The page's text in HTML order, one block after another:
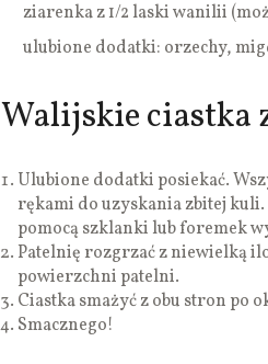
ziarenka z 1/2 laski wanilii
ulubione dodatki: orzechy,
Walijskie ciastka
Ulubione dodatki posiekać.
rękami do uzyskania zbitej kuli.
pomocą szklanki lub foremek
Patelnię rozgrzać z niewielką
powierzchni patelni.
Ciastka smażyć z obu stron po
Smacznego!